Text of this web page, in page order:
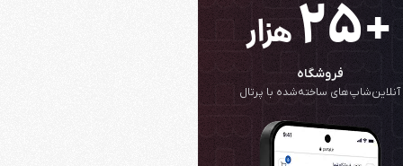
+۲۵ هزار
فروشگاه
آنلاین‌شاپ‌های ساخته‌شده با پرتال